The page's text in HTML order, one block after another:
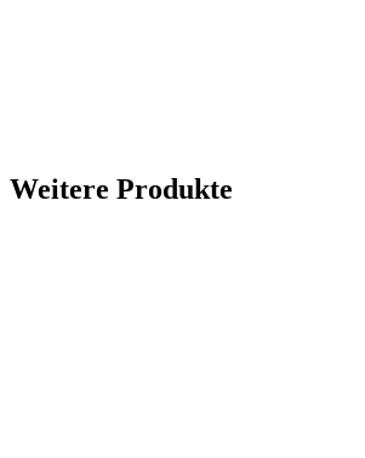
Weitere Produkte